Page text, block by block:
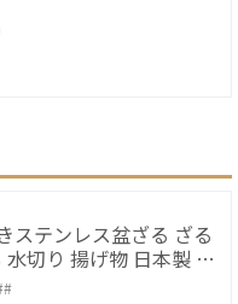
ステンレス盆ざる ざる
切り 揚げ物 日本製 リ